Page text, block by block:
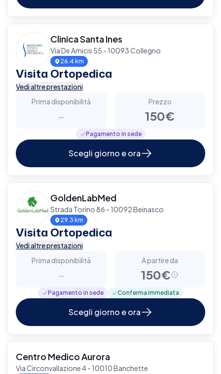
Clinica Santa Ines
Via De Amicis 55 - 10093 Collegno
26.4 km
Visita Ortopedica
Vedi altre prestazioni
Prima disponibilità
-
Prezzo
150€
Pagamento in sede
Scegli giorno e ora
GoldenLabMed
Strada Torino 86 - 10092 Beinasco
29.3 km
Visita Ortopedica
Vedi altre prestazioni
Prima disponibilità
-
A partire da
150€
Pagamento in sede Conferma immediata
Scegli giorno e ora
Centro Medico Aurora
Via Circonvallazione 4 - 10010 Banchette